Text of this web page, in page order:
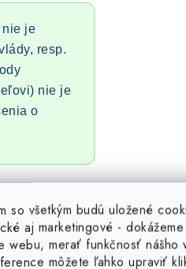
so všetkým budú uložené
aj marketingové -
webu, merať funkčnosť nášho
môžete ľahko upraviť
nie je
resp.
nie je
o
sa hodí do
Výhodou
a